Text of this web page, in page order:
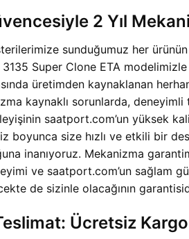
2 Yıl
sunduğumuz her
Super Clone ETA
üretimden kaynaklanan
kaynaklı sorunlarda,
saatport.com’un yüksek
boyunca size hızlı ve etkili bir
inanıyoruz. Mekanizma
ve saatport.com’un sağlam
de sizinle olacağının
Ücretsiz